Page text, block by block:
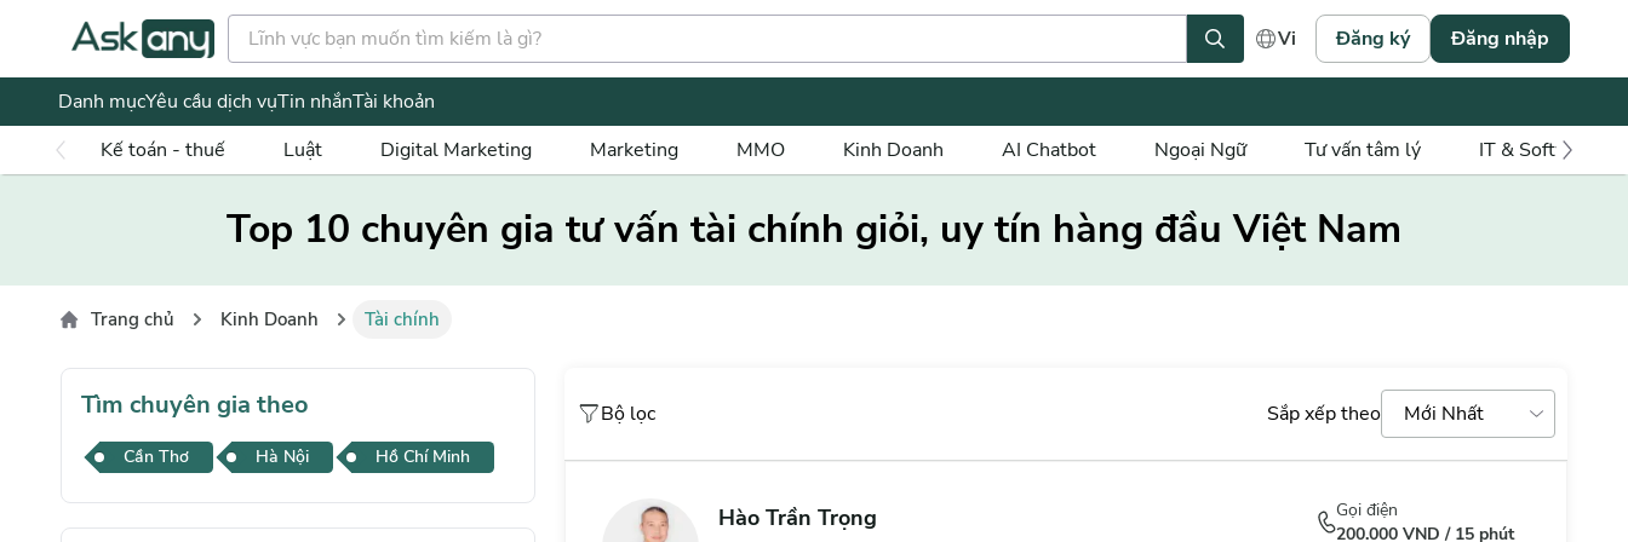
Vi Đăng ký Đăng nhập
Danh mụcYêu cầu dịch vụTin nhắnTài khoản
Kế toán - thuế
Luật Digital Marketing Marketing MMO Kinh Doanh AI Chatbot Ngoại Ngữ Tư vấn tâm lý IT & Software
Top 10 chuyên gia tư vấn tài chính giỏi, uy tín hàng đầu Việt Nam
Trang chủ Kinh Doanh Tài chính
Tìm chuyên gia theo
Cần Thơ Hà Nội Hồ Chí Minh
Bộ lọc Sắp xếp theo Mới Nhất
Hào Trần Trọng
Gọi điện
200.000 VND / 15 phút